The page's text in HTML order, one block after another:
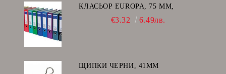
КЛАСЬОР EUROPA, 75 ММ,
€3.32 6.49лв.
ЩИПКИ ЧЕРНИ, 41ММ